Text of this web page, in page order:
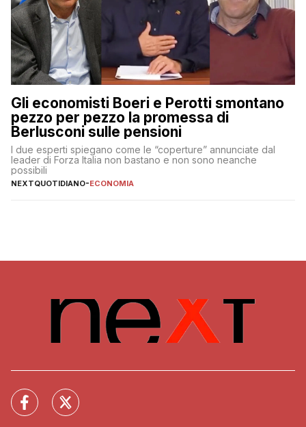
Gli economisti Boeri e Perotti smontano
pezzo per pezzo la promessa di
Berlusconi sulle pensioni
I due esperti spiegano come le “coperture” annunciate dal
leader di Forza Italia non bastano e non sono neanche
possibili
NEXTQUOTIDIANO-ECONOMIA